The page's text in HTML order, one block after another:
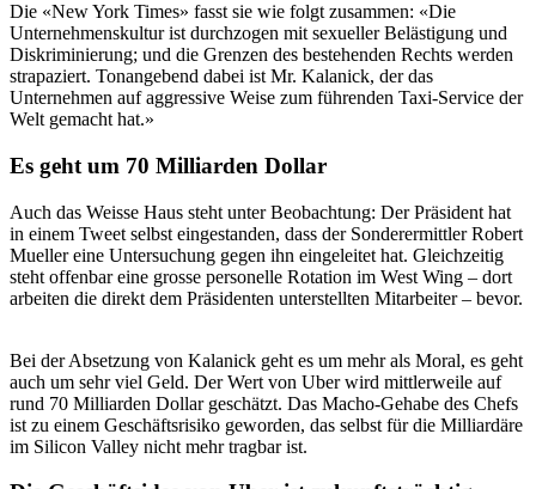
Die «New York Times» fasst sie wie folgt zusammen: «Die
Unternehmenskultur ist durchzogen mit sexueller Belästigung und
Diskriminierung; und die Grenzen des bestehenden Rechts werden
strapaziert. Tonangebend dabei ist Mr. Kalanick, der das
Unternehmen auf aggressive Weise zum führenden Taxi-Service der
Welt gemacht hat.»
Es geht um 70 Milliarden Dollar
Auch das Weisse Haus steht unter Beobachtung: Der Präsident hat
in einem Tweet selbst eingestanden, dass der Sonderermittler Robert
Mueller eine Untersuchung gegen ihn eingeleitet hat. Gleichzeitig
steht offenbar eine grosse personelle Rotation im West Wing – dort
arbeiten die direkt dem Präsidenten unterstellten Mitarbeiter – bevor.
Bei der Absetzung von Kalanick geht es um mehr als Moral, es geht
auch um sehr viel Geld. Der Wert von Uber wird mittlerweile auf
rund 70 Milliarden Dollar geschätzt. Das Macho-Gehabe des Chefs
ist zu einem Geschäftsrisiko geworden, das selbst für die Milliardäre
im Silicon Valley nicht mehr tragbar ist.